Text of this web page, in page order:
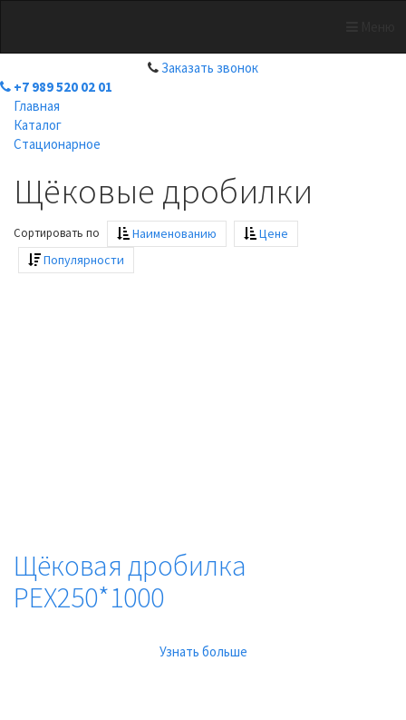
Заказать звонок
+7 989 520 02 01
Главная
Каталог
Стационарное
Щёковые дробилки
Сортировать по Наименованию
Цене
Популярности
Щёковая дробилка
PEX250*1000
Узнать больше